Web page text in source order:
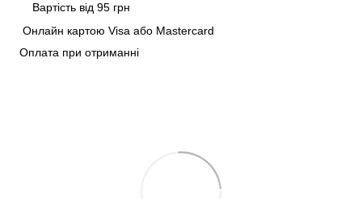
Вартість від 95 грн
Онлайн картою Visa або Mastercard
Оплата при отриманні